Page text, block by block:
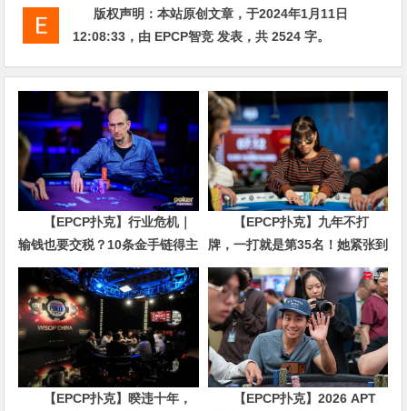
版权声明：本站原创文章，于2024年1月11日
12:08:33 ，由 EPCP智竞 发表，共 2524 字。
【EPCP扑克】行业危机｜
输钱也要交税？10条金手链得主
直言“扛不住”，主动砍掉四分之
三比赛
【EPCP扑克】九年不打
牌，一打就是第35名！她紧张到
脚悬空，但全世界以为她很淡定
【EPCP扑克】暌违十年，
【EPCP扑克】2026 APT